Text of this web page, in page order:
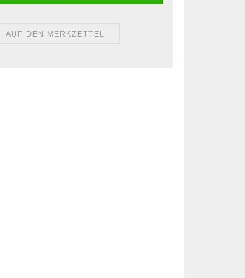
AUF DEN MERKZETTEL